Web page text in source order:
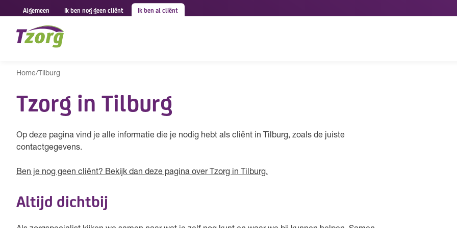
Algemeen Ik ben nog geen cliënt Ik ben al cliënt
Home/ Tilburg
Tzorg in Tilburg
Op deze pagina vind je alle informatie die je nodig hebt als cliënt in Tilburg, zoals de juiste
contactgegevens.
Ben je nog geen cliënt? Bekijk dan deze pagina over Tzorg in Tilburg.
Altijd dichtbij